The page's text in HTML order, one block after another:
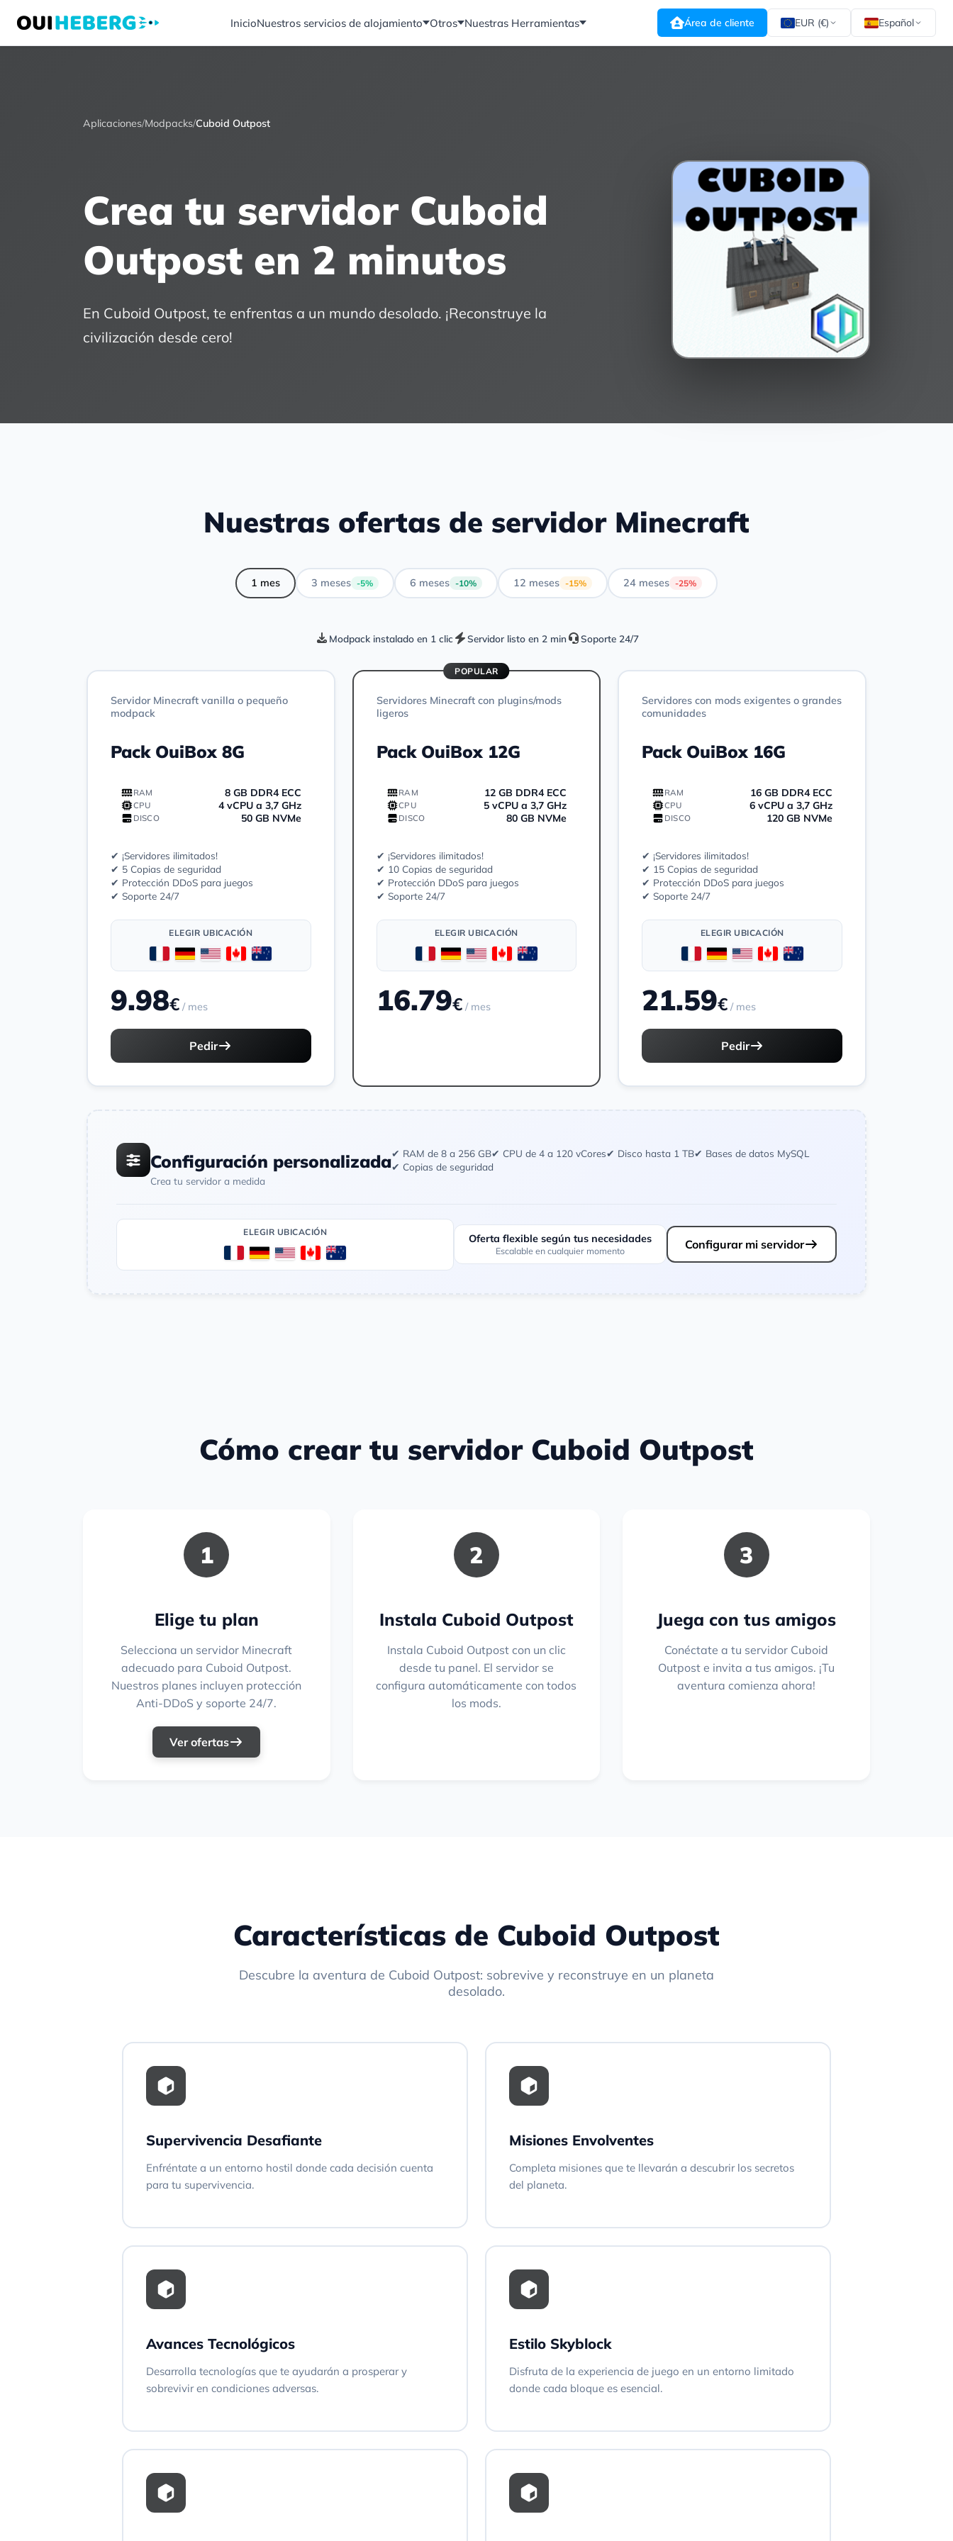
InicioNuestros servicios de alojamiento Otros Nuestras Herramientas Área de cliente EUR (€) Español
Aplicaciones/Modpacks/Cuboid Outpost
Crea tu servidor Cuboid
Outpost en 2 minutos
En Cuboid Outpost, te enfrentas a un mundo desolado. ¡Reconstruye la
civilización desde cero!
Nuestras ofertas de servidor Minecraft
1 mes 3 meses -5% 6 meses -10% 12 meses -15% 24 meses -25%
Modpack instalado en 1 clic Servidor listo en 2 min Soporte 24/7
Servidor Minecraft vanilla o pequeño
modpack
Pack OuiBox 8G
RAM 8 GB DDR4 ECC
CPU 4 vCPU a 3,7 GHz
DISCO 50 GB NVMe
✔ ¡Servidores ilimitados!
✔ 5 Copias de seguridad
✔ Protección DDoS para juegos
✔ Soporte 24/7
ELEGIR UBICACIÓN
9.98€ / mes
Pedir
POPULAR
Servidores Minecraft con plugins/mods
ligeros
Pack OuiBox 12G
RAM 12 GB DDR4 ECC
CPU 5 vCPU a 3,7 GHz
DISCO 80 GB NVMe
✔ ¡Servidores ilimitados!
✔ 10 Copias de seguridad
✔ Protección DDoS para juegos
✔ Soporte 24/7
ELEGIR UBICACIÓN
16.79€ / mes
Servidores con mods exigentes o grandes
comunidades
Pack OuiBox 16G
RAM 16 GB DDR4 ECC
CPU 6 vCPU a 3,7 GHz
DISCO 120 GB NVMe
✔ ¡Servidores ilimitados!
✔ 15 Copias de seguridad
✔ Protección DDoS para juegos
✔ Soporte 24/7
ELEGIR UBICACIÓN
21.59€ / mes
Pedir
Configuración personalizada
Crea tu servidor a medida
✔ RAM de 8 a 256 GB✔ CPU de 4 a 120 vCores✔ Disco hasta 1 TB✔ Bases de datos MySQL
✔ Copias de seguridad
ELEGIR UBICACIÓN
Oferta flexible según tus necesidades
Escalable en cualquier momento Configurar mi servidor
Cómo crear tu servidor Cuboid Outpost
1
Elige tu plan
Selecciona un servidor Minecraft
adecuado para Cuboid Outpost.
Nuestros planes incluyen protección
Anti-DDoS y soporte 24/7.
Ver ofertas
2
Instala Cuboid Outpost
Instala Cuboid Outpost con un clic
desde tu panel. El servidor se
configura automáticamente con todos
los mods.
3
Juega con tus amigos
Conéctate a tu servidor Cuboid
Outpost e invita a tus amigos. ¡Tu
aventura comienza ahora!
Características de Cuboid Outpost
Descubre la aventura de Cuboid Outpost: sobrevive y reconstruye en un planeta
desolado.
Supervivencia Desafiante
Enfréntate a un entorno hostil donde cada decisión cuenta
para tu supervivencia.
Misiones Envolventes
Completa misiones que te llevarán a descubrir los secretos
del planeta.
Avances Tecnológicos
Desarrolla tecnologías que te ayudarán a prosperar y
sobrevivir en condiciones adversas.
Estilo Skyblock
Disfruta de la experiencia de juego en un entorno limitado
donde cada bloque es esencial.